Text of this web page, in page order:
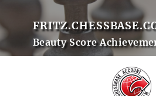
Beauty Score